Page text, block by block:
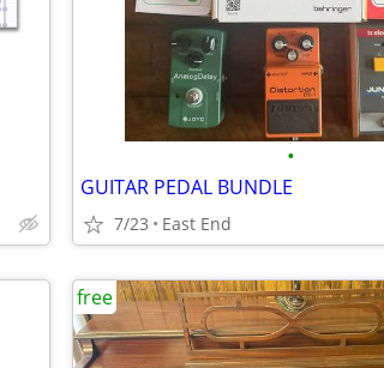
•
GUITAR PEDAL BUNDLE
7/23 East End
free